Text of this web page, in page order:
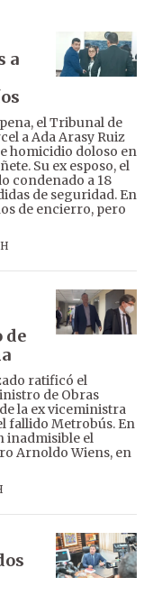
a
el Tribunal de
a Ada Arasy Ruiz
homicidio doloso en
Su ex esposo, el
condenado a 18
de seguridad. En
de encierro, pero
de
ratificó el
de Obras
la ex viceministra
fallido Metrobús. En
inadmisible el
Arnoldo Wiens, en